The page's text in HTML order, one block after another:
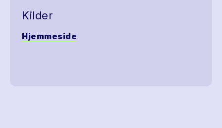
Kilder
Hjemmeside